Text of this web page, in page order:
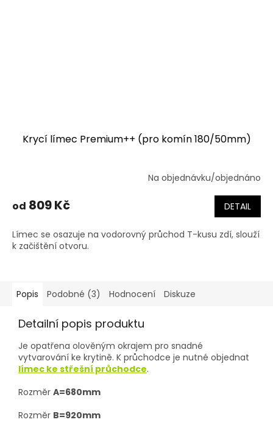
Krycí límec Premium++ (pro komín 180/50mm)
Na objednávku/objednáno
od 809 Kč DETAIL
Límec se osazuje na vodorovný průchod T-kusu zdí, slouží
k začištění otvoru.
Popis Podobné (3) Hodnocení Diskuze
Detailní popis produktu
Je opatřena olověným okrajem pro snadné
vytvarování ke krytině. K průchodce je nutné objednat
límec ke střešní průchodce.
Rozměr A=680mm
Rozměr B=920mm